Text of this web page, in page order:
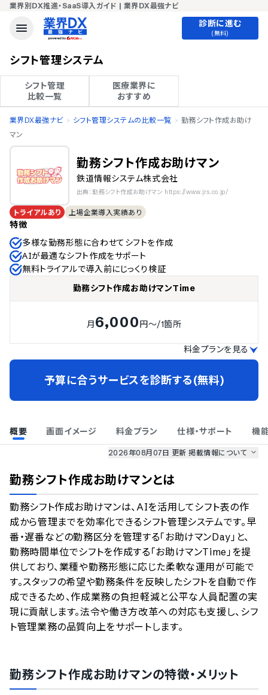
業界別DX推進・SaaS導入ガイド | 業界DX最強ナビ
診断に進む
(無料)
シフト管理システム
シフト管理
比較一覧
医療業界に
おすすめ
業界DX最強ナビ シフト管理システムの比較一覧
勤務シフト作成お助け
マン
勤務シフト作成お助けマン
鉄道情報システム株式会社
出典：勤務シフト作成お助けマン https://www.jrs.co.jp/
トライアルあり 上場企業導入実績あり
特徴
多様な勤務形態に合わせてシフトを作成
AIが最適なシフト作成をサポート
無料トライアルで導入前にじっくり検証
勤務シフト作成お助けマンTime
月6,000円～/1箇所
料金プランを見る
予算に合うサービスを診断する(無料)
概要 画面イメージ 料金プラン 仕様・サポート 機
2026年08月07日 更新掲載情報について
のサービス情報は、
のサービスデータを参照しています。
情報更新者：業界DX最強ナビ編集部 情報取得元 掲載修正依頼
勤務シフト作成お助けマンとは
勤務シフト作成お助けマンは、AIを活用してシフト表の作
成から管理までを効率化できるシフト管理システムです。早
番・遅番などの勤務区分を管理する「お助けマンDay」と、
勤務時間単位でシフトを作成する「お助けマンTime」を提
供しており、業種や勤務形態に応じた柔軟な運用が可能で
す。スタッフの希望や勤務条件を反映したシフトを自動で作
成できるため、作成業務の負担軽減と公平な人員配置の実
現に貢献します。法令や働き方改革への対応も支援し、シフ
ト管理業務の品質向上をサポートします。
勤務シフト作成お助けマンの特徴・メリット